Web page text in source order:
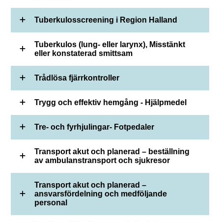
Tuberkulosscreening i Region Halland
Tuberkulos (lung- eller larynx), Misstänkt
eller konstaterad smittsam
Trådlösa fjärrkontroller
Trygg och effektiv hemgång - Hjälpmedel
Tre- och fyrhjulingar- Fotpedaler
Transport akut och planerad – beställning
av ambulanstransport och sjukresor
Transport akut och planerad –
ansvarsfördelning och medföljande
personal